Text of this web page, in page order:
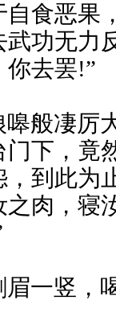
自食恶果
武功无力
你去罢!”
般凄厉
下，竟
到此为
之肉，寝
一竖，